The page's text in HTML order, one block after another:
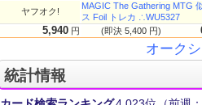
ヤフオク!
MAGIC The Gathering MTG
ス Foil トレカ ∴WU5327
5,940 円 (即決 5,400 円)
オーク
統計情報